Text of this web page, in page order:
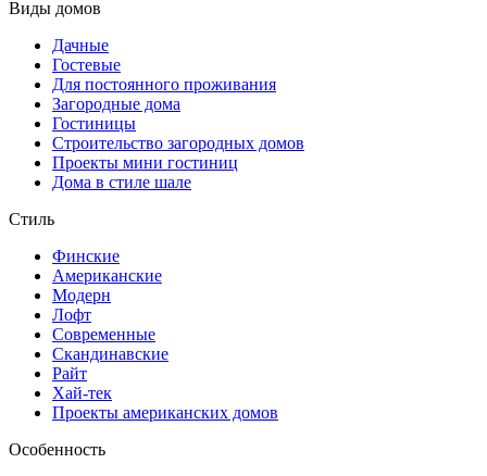
Виды домов
Дачные
Гостевые
Для постоянного проживания
Загородные дома
Гостиницы
Строительство загородных домов
Проекты мини гостиниц
Дома в стиле шале
Стиль
Финские
Американские
Модерн
Лофт
Современные
Скандинавские
Райт
Хай-тек
Проекты американских домов
Особенность